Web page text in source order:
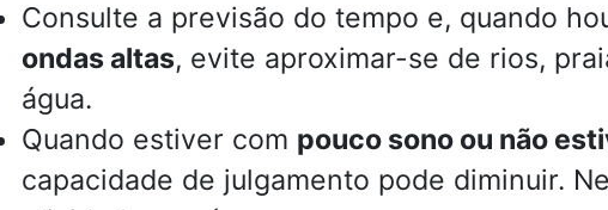
Consulte a previsão do tempo e, quando
ondas altas, evite aproximar-se de rios,
água.
Quando estiver com pouco sono ou não
capacidade de julgamento pode diminuir.